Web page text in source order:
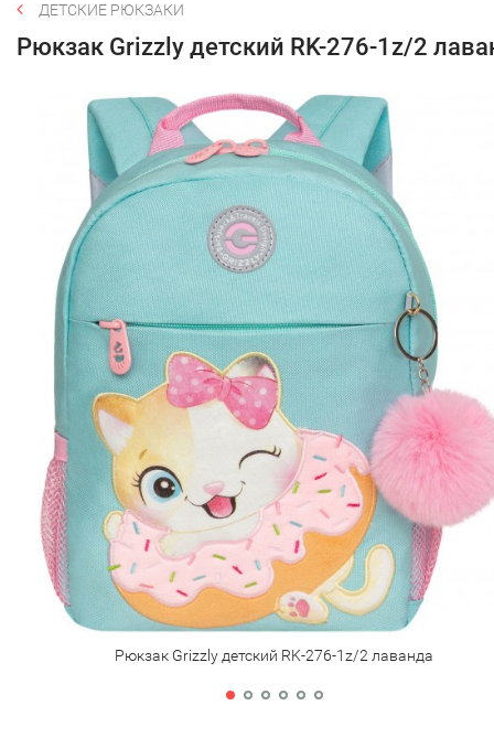
ДЕТСКИЕ РЮКЗАКИ
Рюкзак Grizzly детский RK-276-1z/2
Рюкзак Grizzly детский RK-276-1z/2 лаванда